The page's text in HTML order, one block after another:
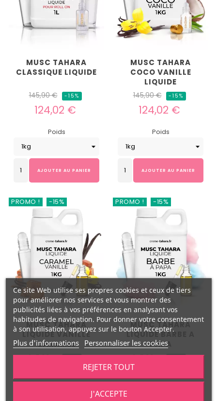
MUSC TAHARA
CLASSIQUE LIQUIDE
Prix
habituel
145,90 € -15%
124,02 €
Poids
AJOUTER AU PANIER
MUSC TAHARA
COCO VANILLE
LIQUIDE
Prix
habituel
145,90 € -15%
124,02 €
Poids
AJOUTER AU PANIER
PROMO ! -15%
MUSC TAHARA
LIQUIDE VANILLE
CARAMEL
Prix
145,90 € Prix
PROMO ! -15%
MUSC TAHARA
LIQUIDE BARBE A
PAPA
Prix
habituel
145,90 € Prix
Ce site Web utilise ses propres cookies et ceux de tiers
pour améliorer nos services et vous montrer des
publicités liées à vos préférences en analysant vos
habitudes de navigation. Pour donner votre consentement
à son utilisation, appuyez sur le bouton Accepter.
Plus d'informations Personnaliser les cookies
REJETER TOUT
J'ACCEPTE